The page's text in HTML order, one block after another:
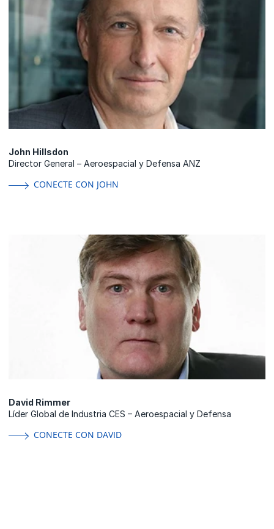
John Hillsdon
Director General – Aeroespacial y Defensa ANZ
CONECTE CON JOHN
David Rimmer
Líder Global de Industria CES – Aeroespacial y Defensa
CONECTE CON DAVID